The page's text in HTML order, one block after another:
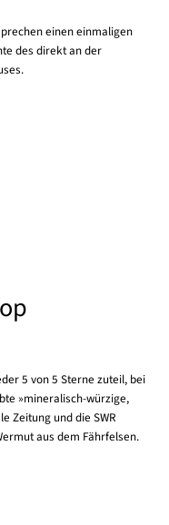
einen einmaligen
des direkt an der
5 von 5 Sterne zuteil, bei
»mineralisch-würzige,
Zeitung und die SWR
aus dem Fährfelsen.